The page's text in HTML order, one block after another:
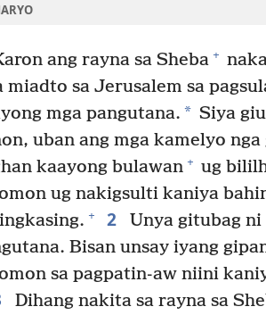
ang rayna sa Sheba +
miadto sa Jerusalem sa
mga pangutana. * Siya
uban ang mga kamelyo
kaayong bulawan + ug
ug nakigsulti kaniya
+ 2
Unya gitubag
Bisan unsay iyang
sa pagpatin-aw niini
Dihang nakita sa rayna sa